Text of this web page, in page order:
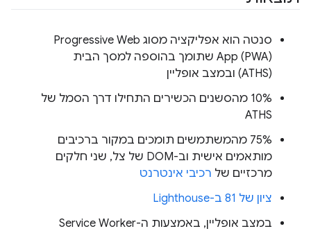
סנטה הוא אפליקציה מסוג Progressive Web
App (PWA) שתומך בהוספה למסך הבית
(ATHS) ובמצב אופליין
10% מהסשנים הכשירים התחילו דרך הסמל של
ATHS
75% מהמשתמשים תומכים במקור ברכיבים
מותאמים אישית וב-DOM של צל, שני חלקים
מרכזיים של רכיבי אינטרנט
ציון של 81 ב-Lighthouse
במצב אופליין, באמצעות ה-Service Worker